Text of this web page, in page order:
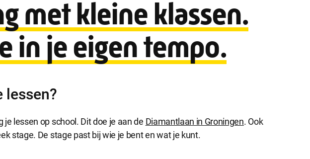
met kleine klassen.
in je eigen tempo.
lessen?
lessen op school. Dit doe je aan de Diamantlaan in Groningen. Ook
stage. De stage past bij wie je bent en wat je kunt.